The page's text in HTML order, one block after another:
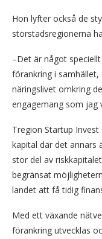
Hon lyfter också de
storstadsregionerna
–Det är något
förankring i
näringslivet omkring
engagemang som jag
Tregion Startup
kapital där det annars
stor del av
begränsat
landet att få tidig
Med ett växande
förankring utvecklas